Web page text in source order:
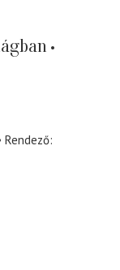
Rendező